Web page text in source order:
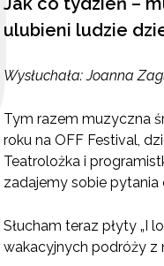
ulubieni ludzie
Wysłuchała: Joanna
Tym razem muzyczna
roku na OFF Festival,
Teatrolożka i
zadajemy sobie pytania
Słucham teraz płyty „I
wakacyjnych podróży z